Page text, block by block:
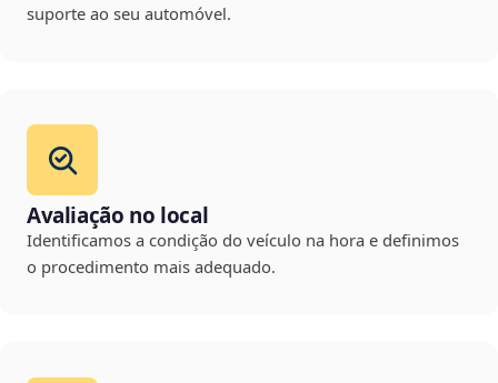
suporte ao seu automóvel.
Avaliação no local
Identificamos a condição do veículo na hora e definimos
o procedimento mais adequado.